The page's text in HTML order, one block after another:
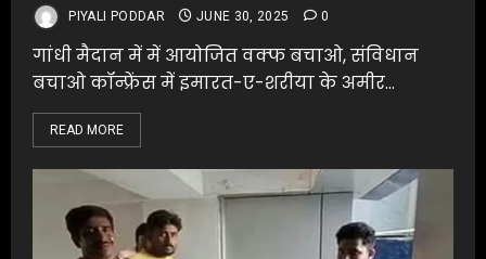
PIYALI PODDAR JUNE 30, 2025 0
गांधी मैदान में में आयोजित वक्फ बचाओ, संविधान
बचाओ कॉन्फ्रेंस में इमारत-ए-शरीया के अमीर...
READ MORE